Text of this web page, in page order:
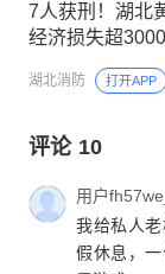
7人获刑！湖北
经济损失超3000
湖北消防 打开APP
评论 10
用户fh57we_
我给私人
假休息，